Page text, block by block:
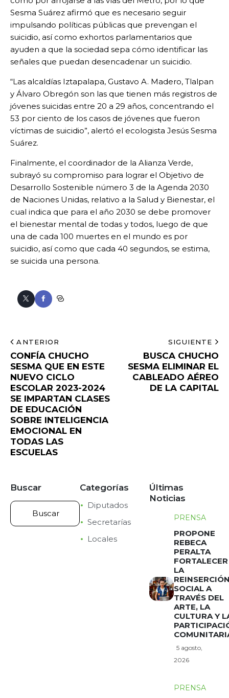
Sesma Suárez afirmó que es necesario seguir
impulsando políticas públicas que prevengan el
suicidio, así como exhortos parlamentarios que
ayuden a que la sociedad sepa cómo identificar las
señales que puedan desencadenar un suicidio.
“Las alcaldías Iztapalapa, Gustavo A. Madero, Tlalpan
y Álvaro Obregón son las que tienen más registros de
jóvenes suicidas entre 20 a 29 años, concentrando el
53 por ciento de los casos de jóvenes que fueron
víctimas de suicidio”, alertó el ecologista Jesús Sesma
Suárez.
Finalmente, el coordinador de la Alianza Verde,
subrayó su compromiso para lograr el Objetivo de
Desarrollo Sostenible número 3 de la Agenda 2030
de Naciones Unidas, relativo a la Salud y Bienestar, el
cual indica que para el año 2030 se debe promover
el bienestar mental de todas y todos, luego de que
una de cada 100 muertes en el mundo es por
suicidio, así como que cada 40 segundos, se estima,
se suicida una persona.
ANTERIOR
CONFÍA CHUCHO
SESMA QUE EN ESTE
NUEVO CICLO
ESCOLAR 2023-2024
SE IMPARTAN CLASES
DE EDUCACIÓN
SOBRE INTELIGENCIA
EMOCIONAL EN
TODAS LAS
ESCUELAS
SIGUIENTE
BUSCA CHUCHO
SESMA ELIMINAR EL
CABLEADO AÉREO
DE LA CAPITAL
Buscar Categorías
Diputados
Secretarías
Locales
Últimas
Noticias
PRENSA
PROPONE
REBECA
PERALTA
FORTALECER
LA
SOCIAL A
TRAVÉS DEL
ARTE, LA
CULTURA Y
5 agosto,
2026
PRENSA